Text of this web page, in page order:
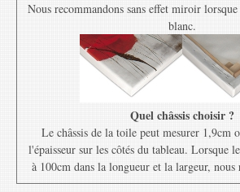
Nous recommandons sans effet miroir
blanc.
Quel châssis choisir ?
Le châssis de la toile peut mesurer 1,9cm
l'épaisseur sur les côtés du tableau. Lorsque
à 100cm dans la longueur et la largeur, nous